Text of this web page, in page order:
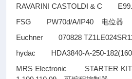
RAVARINI CASTOLDI & C
FSG PW70d/A/IP40 电位器
Euchner 070828
hydac HDA3840-A-250-
MRS Electronic STARTER KIT-